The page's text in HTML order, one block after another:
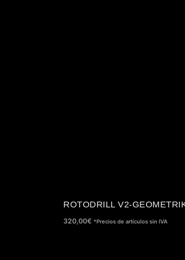
ROTODRILL V2-
320,00€ *Precios de artículos sin IVA